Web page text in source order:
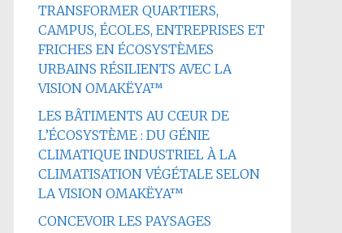
TRANSFORMER QUARTIERS,
CAMPUS, ÉCOLES, ENTREPRISES ET
FRICHES EN ÉCOSYSTÈMES
URBAINS RÉSILIENTS AVEC LA
VISION OMAKËYA™
LES BÂTIMENTS AU CŒUR DE
L’ÉCOSYSTÈME : DU GÉNIE
CLIMATIQUE INDUSTRIEL À LA
CLIMATISATION VÉGÉTALE SELON
LA VISION OMAKËYA™
CONCEVOIR LES PAYSAGES